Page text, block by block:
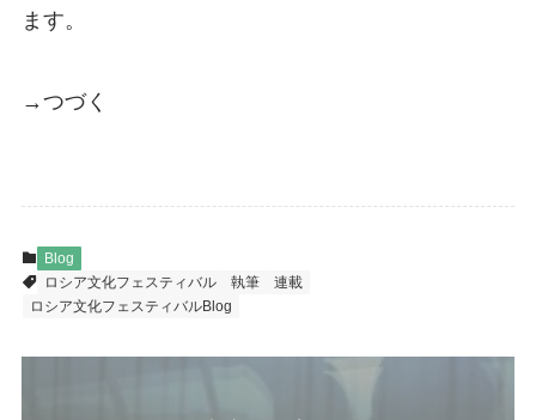
ます。
→つづく
Blog
ロシア文化フェスティバル
執筆
連載
ロシア文化フェスティバルBlog